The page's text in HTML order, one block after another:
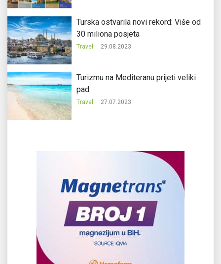
Turska ostvarila novi rekord: Više od
30 miliona posjeta
Travel 29.08.2023.
Turizmu na Mediteranu prijeti veliki
pad
Travel 27.07.2023.